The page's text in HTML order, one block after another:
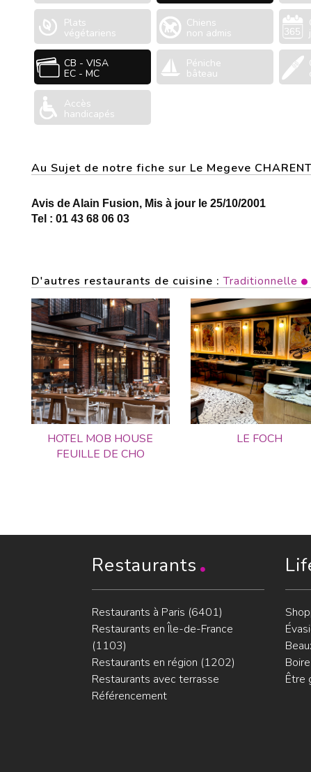
Plats
végétariens
Chiens
non admis
CB - VISA
EC - MC
Péniche
bâteau
Accès
handicapés
Au Sujet de notre fiche sur Le Megeve
Avis de Alain Fusion, Mis à jour le 25/10/2001
Tel : 01 43 68 06 03
D'autres restaurants de cuisine :Traditionnelle
HOTEL MOB HOUSE
FEUILLE DE CHO
LE FOCH
Restaurants
Restaurants à Paris (6401)
Restaurants en Île-de-France
(1103)
Restaurants en région (1202)
Restaurants avec terrasse
Référencement
Boire
Être